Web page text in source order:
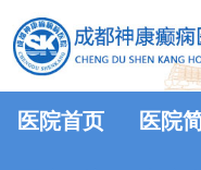
医院首页 医院